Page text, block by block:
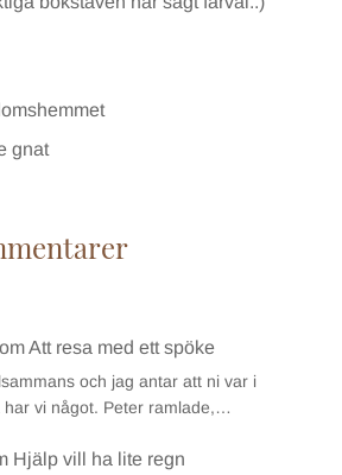
gnat
omAtt resa med ett spöke
och jag antar att ni var i
har vi något. Peter ramlade,…
Hjälp vill ha lite regn